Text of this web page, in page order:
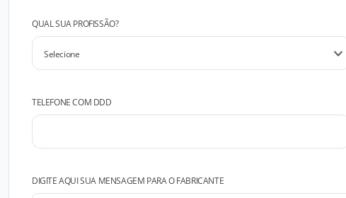
QUAL SUA PROFISSÃO?
TELEFONE COM DDD
DIGITE AQUI SUA MENSAGEM PARA O FABRICANTE